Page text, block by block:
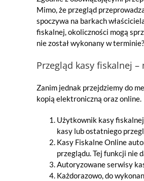
Mimo, że przegląd
spoczywa na barkach
fiskalnej, okoliczności mogą
nie został wykonany w terminie?
Przegląd kasy fiskalnej
Zanim jednak przejdziemy do
kopią elektroniczną oraz online.
Użytkownik kasy
kasy lub ostatniego
Kasy Fiskalne Online
przeglądu. Tej funkcji nie
Autoryzowane serwisy
Każdorazowo, do